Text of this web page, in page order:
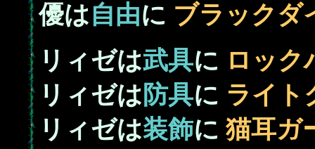
優は自由に ブラックダ
リィゼは武具に ロック
リィゼは 防具に ライト
リィゼは装飾に 猫耳ガ